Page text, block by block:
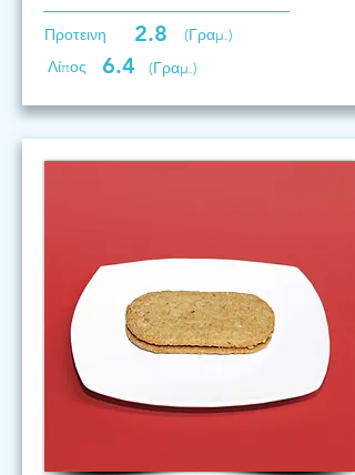
Προτεινη 2.8
(Γραμ.)
Λίπος
6.4 (Γραμ.)